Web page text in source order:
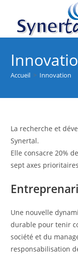
content
Accueil > Innovation
La recherche et
Synertal.
Elle consacre 20%
sept axes
Une nouvelle
durable pour tenir
société et du
responsabilisation